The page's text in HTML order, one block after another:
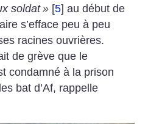
soldat » [5] au début de
s’efface peu à peu
racines ouvrières.
de grève que le
condamné à la prison
bat d’Af, rappelle